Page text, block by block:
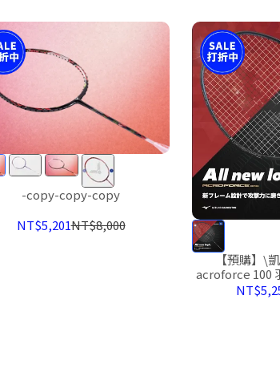
-copy-copy-copy
NT$5,201NT$8,000
【預購】\
acroforce 100
限定 日